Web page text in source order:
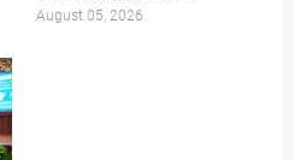
August 05, 2026